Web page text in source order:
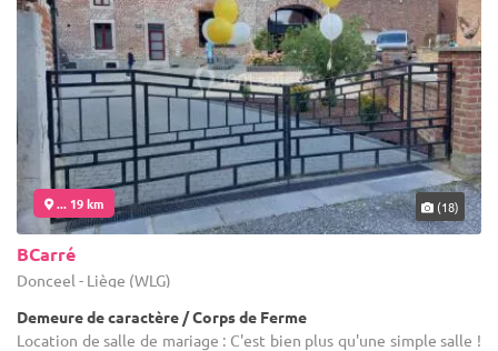
... 19 km (18)
BCarré
Donceel - Liège (WLG)
Demeure de caractère / Corps de Ferme
Location de salle de mariage : C'est bien plus qu'une simple salle !